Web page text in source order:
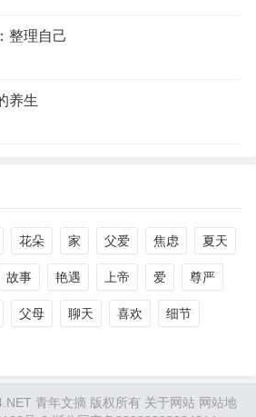
整理自己
养生
花朵 家 父爱 焦虑 夏天
故事 艳遇 上帝 爱 尊严
父母 聊天 喜欢 细节
青年文摘 版权所有 关于网站 网站地